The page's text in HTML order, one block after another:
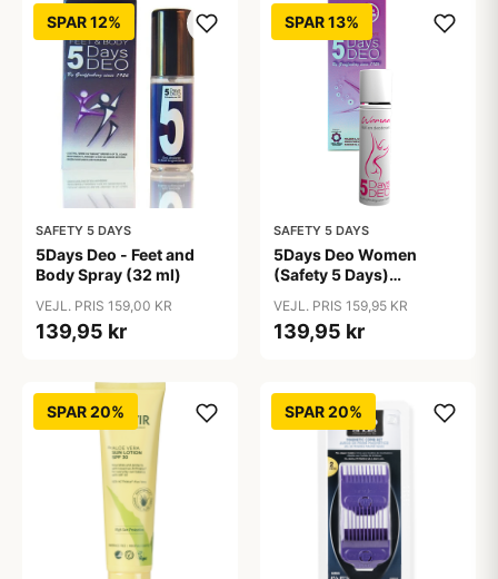
SPAR 12%
SAFETY 5 DAYS
5Days Deo - Feet and
Body Spray (32 ml)
VEJL. PRIS 159,00 KR
139,95 kr
SPAR 13%
SAFETY 5 DAYS
5Days Deo Women
(Safety 5 Days)
VEJL. PRIS 159,95 KR
139,95 kr
SPAR 20% SPAR 20%